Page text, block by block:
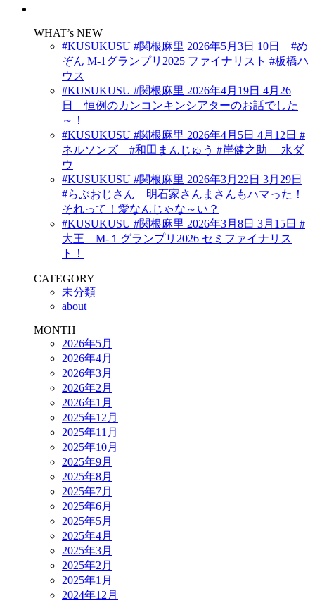
WHAT’s NEW
#KUSUKUSU #関根麻里 2026年5月3日 10日 #め
ぞん M-1グランプリ2025 ファイナリスト #板橋ハ
ウス
#KUSUKUSU #関根麻里 2026年4月19日 4月26
日 恒例のカンコンキンシアターのお話でした
～！
#KUSUKUSU #関根麻里 2026年4月5日 4月12日 #
ネルソンズ #和田まんじゅう #岸健之助 水ダ
ウ
#KUSUKUSU #関根麻里 2026年3月22日 3月29日
#らぶおじさん 明石家さんまさんもハマった！
それって！愛なんじゃな～い？
#KUSUKUSU #関根麻里 2026年3月8日 3月15日 #
大王 M-１グランプリ2026 セミファイナリス
ト！
CATEGORY
未分類
about
MONTH
2026年5月
2026年4月
2026年3月
2026年2月
2026年1月
2025年12月
2025年11月
2025年10月
2025年9月
2025年8月
2025年7月
2025年6月
2025年5月
2025年4月
2025年3月
2025年2月
2025年1月
2024年12月